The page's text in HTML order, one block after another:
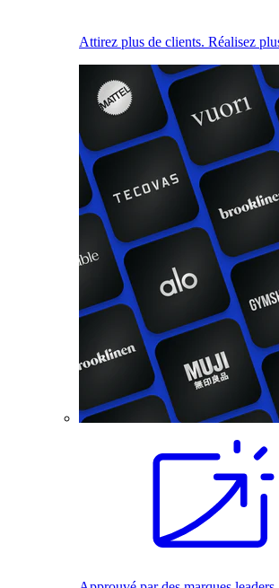
Attirez plus de clients. Réalisez